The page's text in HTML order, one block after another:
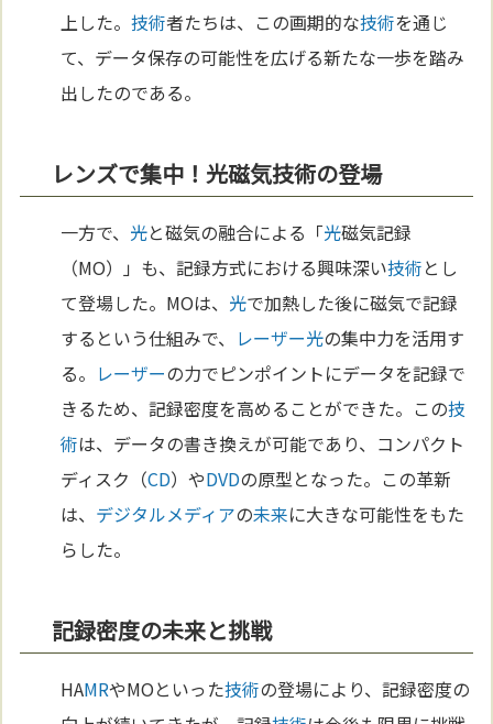
上した。技術者たちは、この画期的な技術を通じ
て、データ保存の可能性を広げる新たな一歩を踏み
出したのである。
レンズで集中！光磁気技術の登場
一方で、 光と磁気の融合による「光磁気記録
（MO）」も、記録方式における興味深い技術とし
て登場した。MOは、 光で加熱した後に磁気で記録
するという仕組みで、 レーザー光の集中力を活用す
る。 レーザーの力でピンポイントにデータを記録で
きるため、記録密度を高めることができた。この技
術は、データの書き換えが可能であり、コンパクト
ディスク（CD）やDVDの原型となった。この革新
は、 デジタルメディアの未来に大きな可能性をもた
らした。
記録密度の未来と挑戦
HAMRやMOといった技術の登場により、記録密度の